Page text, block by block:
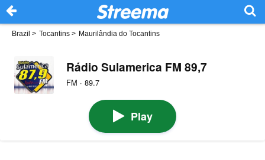
Brazil > Tocantins > Maurilândia do Tocantins
Rádio Sulamerica FM 89,7
FM · 89.7
Play